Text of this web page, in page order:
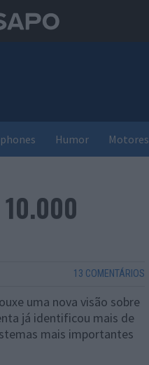
Humor Motores
13 COMENTÁRIOS
uma nova visão sobre
já identificou mais de
mais importantes